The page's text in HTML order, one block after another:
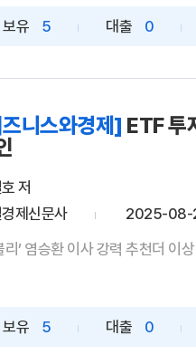
보유 5 대출 0
니스와경제] ETF 투
저
제신문사
2025-08-
리’ 염승환 이사 강력 추천더 이
보유 5 대출 0